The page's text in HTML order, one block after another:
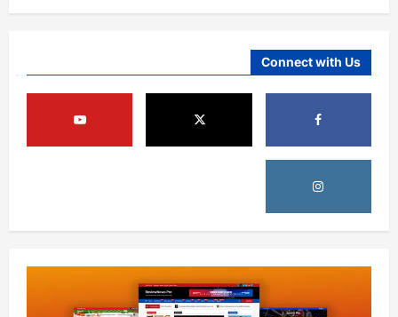
Connect with Us
آمریکا
4
ټرمپ : ایران سره خبرې د پوځي اقدام پر ځای
غوره بولي
0
افغانستان